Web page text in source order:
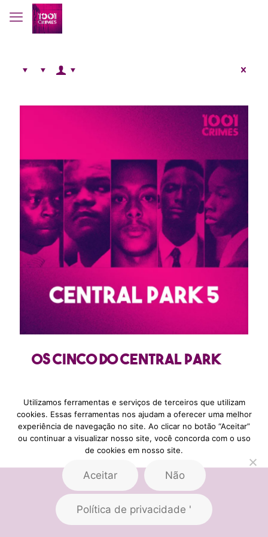
Os cinco do Central Park
Utilizamos ferramentas e serviços de terceiros que utilizam
cookies. Essas ferramentas nos ajudam a oferecer uma melhor
experiência de navegação no site. Ao clicar no botão “Aceitar”
ou continuar a visualizar nosso site, você concorda com o uso
de cookies em nosso site.
Aceitar Não
Política de privacidade '